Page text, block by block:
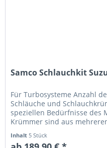
Samco Schlauchkit
Für Turbosysteme Anzahl
Schläuche und
speziellen Bedürfnisse des
Krümmer sind aus
Inhalt 5 Stück